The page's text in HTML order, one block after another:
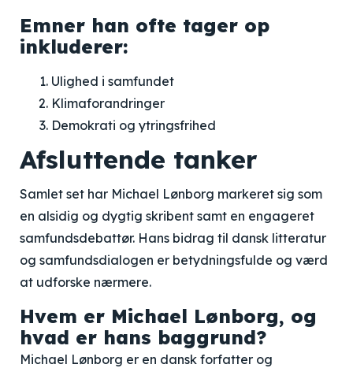
Emner han ofte tager op
inkluderer:
Ulighed i samfundet
Klimaforandringer
Demokrati og ytringsfrihed
Afsluttende tanker
Samlet set har Michael Lønborg markeret sig som
en alsidig og dygtig skribent samt en engageret
samfundsdebattør. Hans bidrag til dansk litteratur
og samfundsdialogen er betydningsfulde og værd
at udforske nærmere.
Hvem er Michael Lønborg, og
hvad er hans baggrund?
Michael Lønborg er en dansk forfatter og